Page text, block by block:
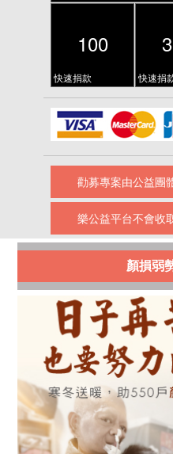
100
快速捐款 快速捐
勸募專案由公益團
樂公益平台不會收
顏損弱